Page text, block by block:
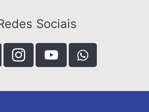
Sociais